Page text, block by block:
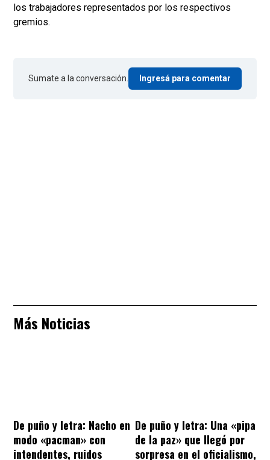
los trabajadores representados por los respectivos
gremios.
Sumate a la conversación. Ingresá para comentar
Más Noticias
De puño y letra: Nacho en
modo «pacman» con
intendentes, ruidos
De puño y letra: Una «pipa
de la paz» que llegó por
sorpresa en el oficialismo,